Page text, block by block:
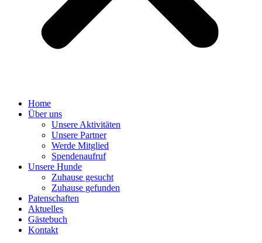
Home
Über uns
Unsere Aktivitäten
Unsere Partner
Werde Mitglied
Spendenaufruf
Unsere Hunde
Zuhause gesucht
Zuhause gefunden
Patenschaften
Aktuelles
Gästebuch
Kontakt